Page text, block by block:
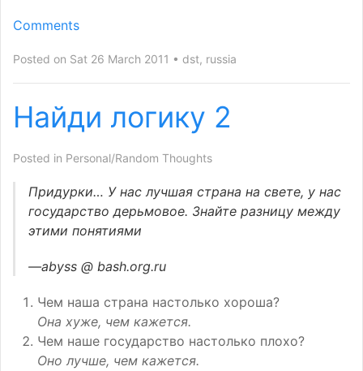
Comments
Posted on Sat 26 March 2011 dst, russia
Найди логику 2
Posted in Personal/Random Thoughts
Придурки… У нас лучшая страна на свете, у нас
государство дерьмовое. Знайте разницу между
этими понятиями
—abyss @ bash.org.ru
Чем наша страна настолько хороша?
Она хуже, чем кажется.
Чем наше государство настолько плохо?
Оно лучше, чем кажется.